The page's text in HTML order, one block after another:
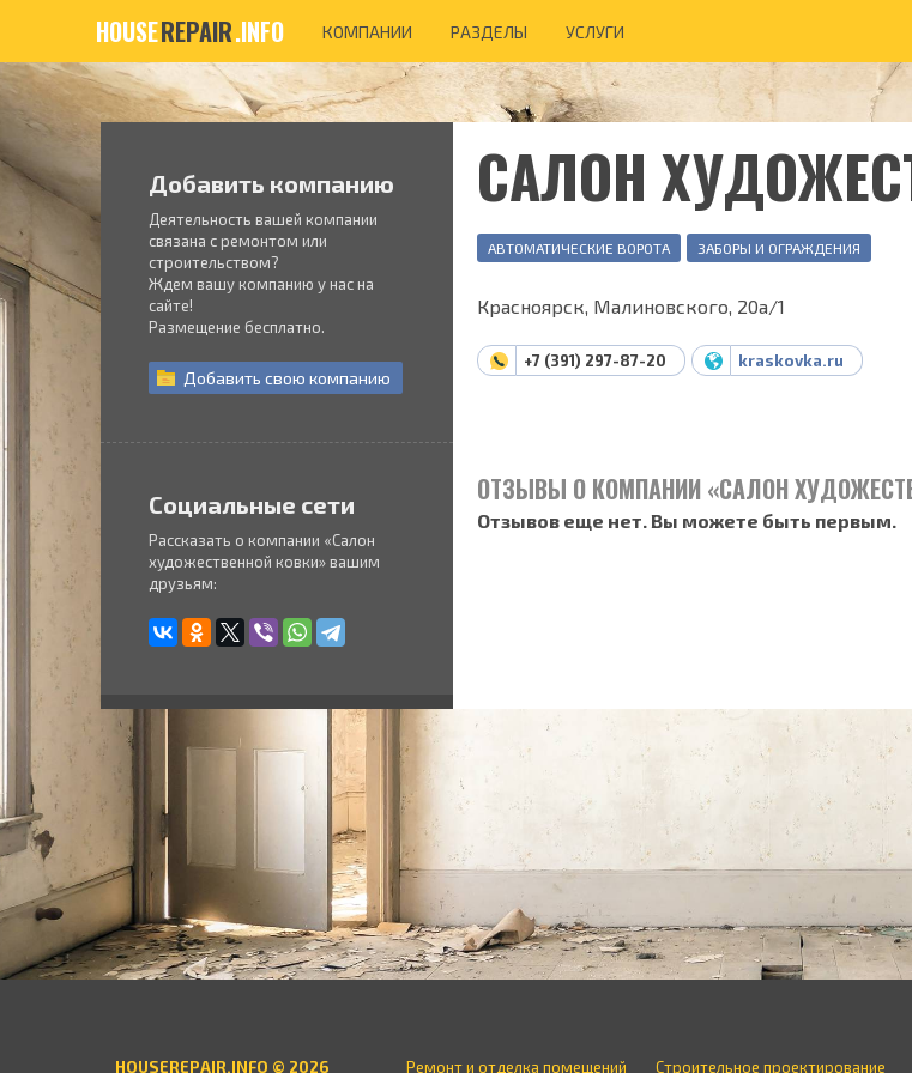
HOUSEREPAIR.INFO КОМПАНИИ РАЗДЕЛЫ УСЛУГИ
Добавить компанию
Деятельность вашей компании
связана с ремонтом или
строительством?
Ждем вашу компанию у нас на
сайте!
Размещение бесплатно.
Добавить свою компанию
Социальные сети
Рассказать о компании «Салон
художественной ковки» вашим
друзьям:
САЛОН
АВТОМАТИЧЕСКИЕ ВОРОТА ЗАБОРЫ И ОГРАЖДЕНИЯ
Красноярск, Малиновского, 20а/1
+7 (391) 297-87-20 kraskovka.ru
ОТЗЫВЫ О КОМПАНИИ «САЛОН
Отзывов еще нет. Вы можете быть первым.
HOUSEREPAIR.INFO © 2026 Ремонт и отделка помещений Строительное проектирование